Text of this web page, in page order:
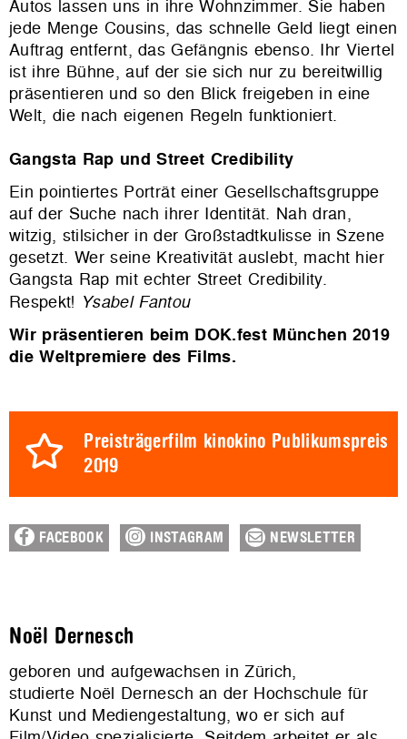
Autos lassen uns in ihre Wohnzimmer. Sie haben
jede Menge Cousins, das schnelle Geld liegt einen
Auftrag entfernt, das Gefängnis ebenso. Ihr Viertel
ist ihre Bühne, auf der sie sich nur zu bereitwillig
präsentieren und so den Blick freigeben in eine
Welt, die nach eigenen Regeln funktioniert.
Gangsta Rap und Street Credibility
Ein pointiertes Porträt einer Gesellschaftsgruppe
auf der Suche nach ihrer Identität. Nah dran,
witzig, stilsicher in der Großstadtkulisse in Szene
gesetzt. Wer seine Kreativität auslebt, macht hier
Gangsta Rap mit echter Street Credibility.
Respekt! Ysabel Fantou
Wir präsentieren beim DOK.fest München 2019
die Weltpremiere des Films.
Preisträgerfilm kinokino Publikumspreis
2019
FACEBOOK INSTAGRAM NEWSLETTER
Noël Dernesch
geboren und aufgewachsen in Zürich,
studierte Noël Dernesch an der Hochschule für
Kunst und Mediengestaltung, wo er sich auf